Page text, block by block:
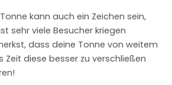
kann auch ein Zeichen sein,
sehr viele Besucher kriegen
dass deine Tonne von weitem
Zeit diese besser zu verschließen